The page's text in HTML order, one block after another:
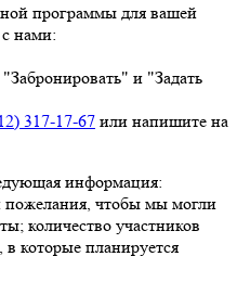
программы для вашей
нами:
и "Задать
317-17-67 или напишите на
информация:
чтобы мы могли
количество участников
которые планируется